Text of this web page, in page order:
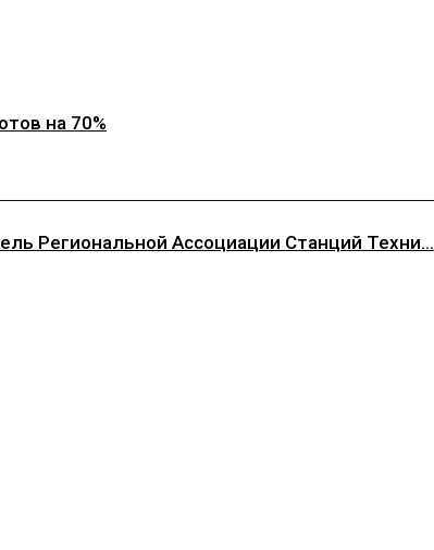
на 70%
Региональной Ассоциации Станций Техни...